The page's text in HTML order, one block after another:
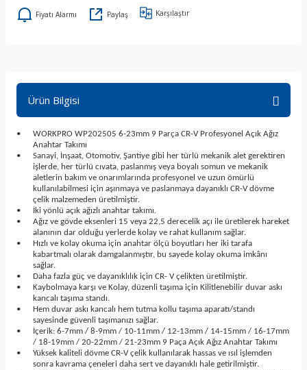
Fiyatı Alarmı Paylaş Karşılaştır
Ürün Bilgisi
•
WORKPRO WP202505 6-23mm 9 Parça CR-V Profesyonel Açık Ağız
Anahtar Takımı
•
Sanayi, İnşaat, Otomotiv, Şantiye gibi her türlü mekanik alet gerektiren
işlerde, her türlü cıvata, paslanmış veya boyalı somun ve mekanik
aletlerin bakım ve onarımlarında profesyonel ve uzun ömürlü
kullanılabilmesi için aşınmaya ve paslanmaya dayanıklı CR-V dövme
çelik malzemeden üretilmiştir.
•
İki yönlü açık ağızlı anahtar takımı.
•
Ağız ve gövde eksenleri 15 veya 22,5 derecelik açı ile üretilerek hareket
alanının dar olduğu yerlerde kolay ve rahat kullanım sağlar.
•
Hızlı ve kolay okuma için anahtar ölçü boyutları her iki tarafa
kabartmalı olarak damgalanmıştır, bu sayede kolay okuma imkânı
sağlar.
•
Daha fazla güç ve dayanıklılık için CR- V çelikten üretilmiştir.
•
Kaybolmaya karşı ve Kolay, düzenli taşıma için Kilitlenebilir duvar askı
kancalı taşıma standı.
•
Hem duvar askı kancalı hem tutma kollu taşıma aparatı/standı
sayesinde güvenli taşımanızı sağlar.
•
İçerik: 6-7mm / 8-9mm / 10-11mm / 12-13mm / 14-15mm / 16-17mm
/ 18-19mm / 20-22mm / 21-23mm 9 Paça Açık Ağız Anahtar Takımı
•
Yüksek kaliteli dövme CR-V çelik kullanılarak hassas ve ısıl işlemden
sonra kavrama çeneleri daha sert ve dayanıklı hale getirilmiştir.